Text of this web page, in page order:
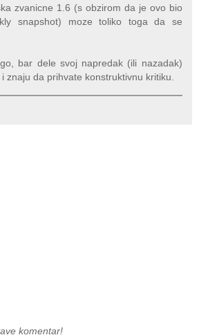
zvanicne 1.6 (s obzirom da je ovo bio
snapshot) moze toliko toga da se
bar dele svoj napredak (ili nazadak)
znaju da prihvate konstruktivnu kritiku.
komentar!